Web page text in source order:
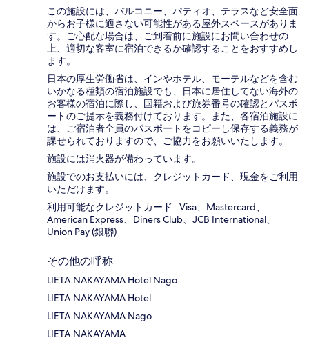
この施設には、バルコニー、パティオ、テラスなど安全面
からお子様に適さない可能性がある屋外スペースがありま
す。ご心配な場合は、ご到着前に施設にお問い合わせの
上、適切な客室に宿泊できるか確認することをおすすめし
ます。
日本の厚生労働省は、インやホテル、モーテルなどを含む
いかなる種類の宿泊施設でも、日本に​居住してない海外の
お客様の宿泊に際し、国籍および旅券番号の確認とパスポ
ートのご提示を義務付け​ております。また、各宿泊施設に
は、ご宿泊者全員のパスポートをコピーし保存する義務が
課せられておりますの​で、ご協力をお願いいたします。
施設には消火器が備わっています。
施設でのお支払いには、クレジットカード、現金をご利用
いただけます。
利用可能なクレジットカード : Visa、Mastercard、
American Express、Diners Club、JCB International、
Union Pay (銀聯)
その他の呼称
LIETA.NAKAYAMA Hotel Nago
LIETA.NAKAYAMA Hotel
LIETA.NAKAYAMA Nago
LIETA.NAKAYAMA